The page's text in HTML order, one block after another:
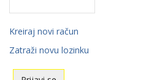
Kreiraj novi račun
Zatraži novu lozinku